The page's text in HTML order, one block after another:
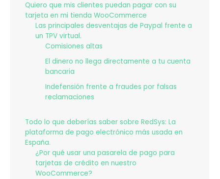
Quiero que mis clientes puedan pagar con su
tarjeta en mi tienda WooCommerce
Las principales desventajas de Paypal frente a
un TPV virtual.
Comisiones altas
El dinero no llega directamente a tu cuenta
bancaria
Indefensión frente a fraudes por falsas
reclamaciones
Todo lo que deberías saber sobre RedSys: La
plataforma de pago electrónico más usada en
España.
¿Por qué usar una pasarela de pago para
tarjetas de crédito en nuestro
WooCommerce?